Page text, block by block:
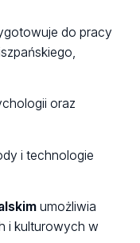
do pracy
oraz
i technologie
umożliwia
i kulturowych w